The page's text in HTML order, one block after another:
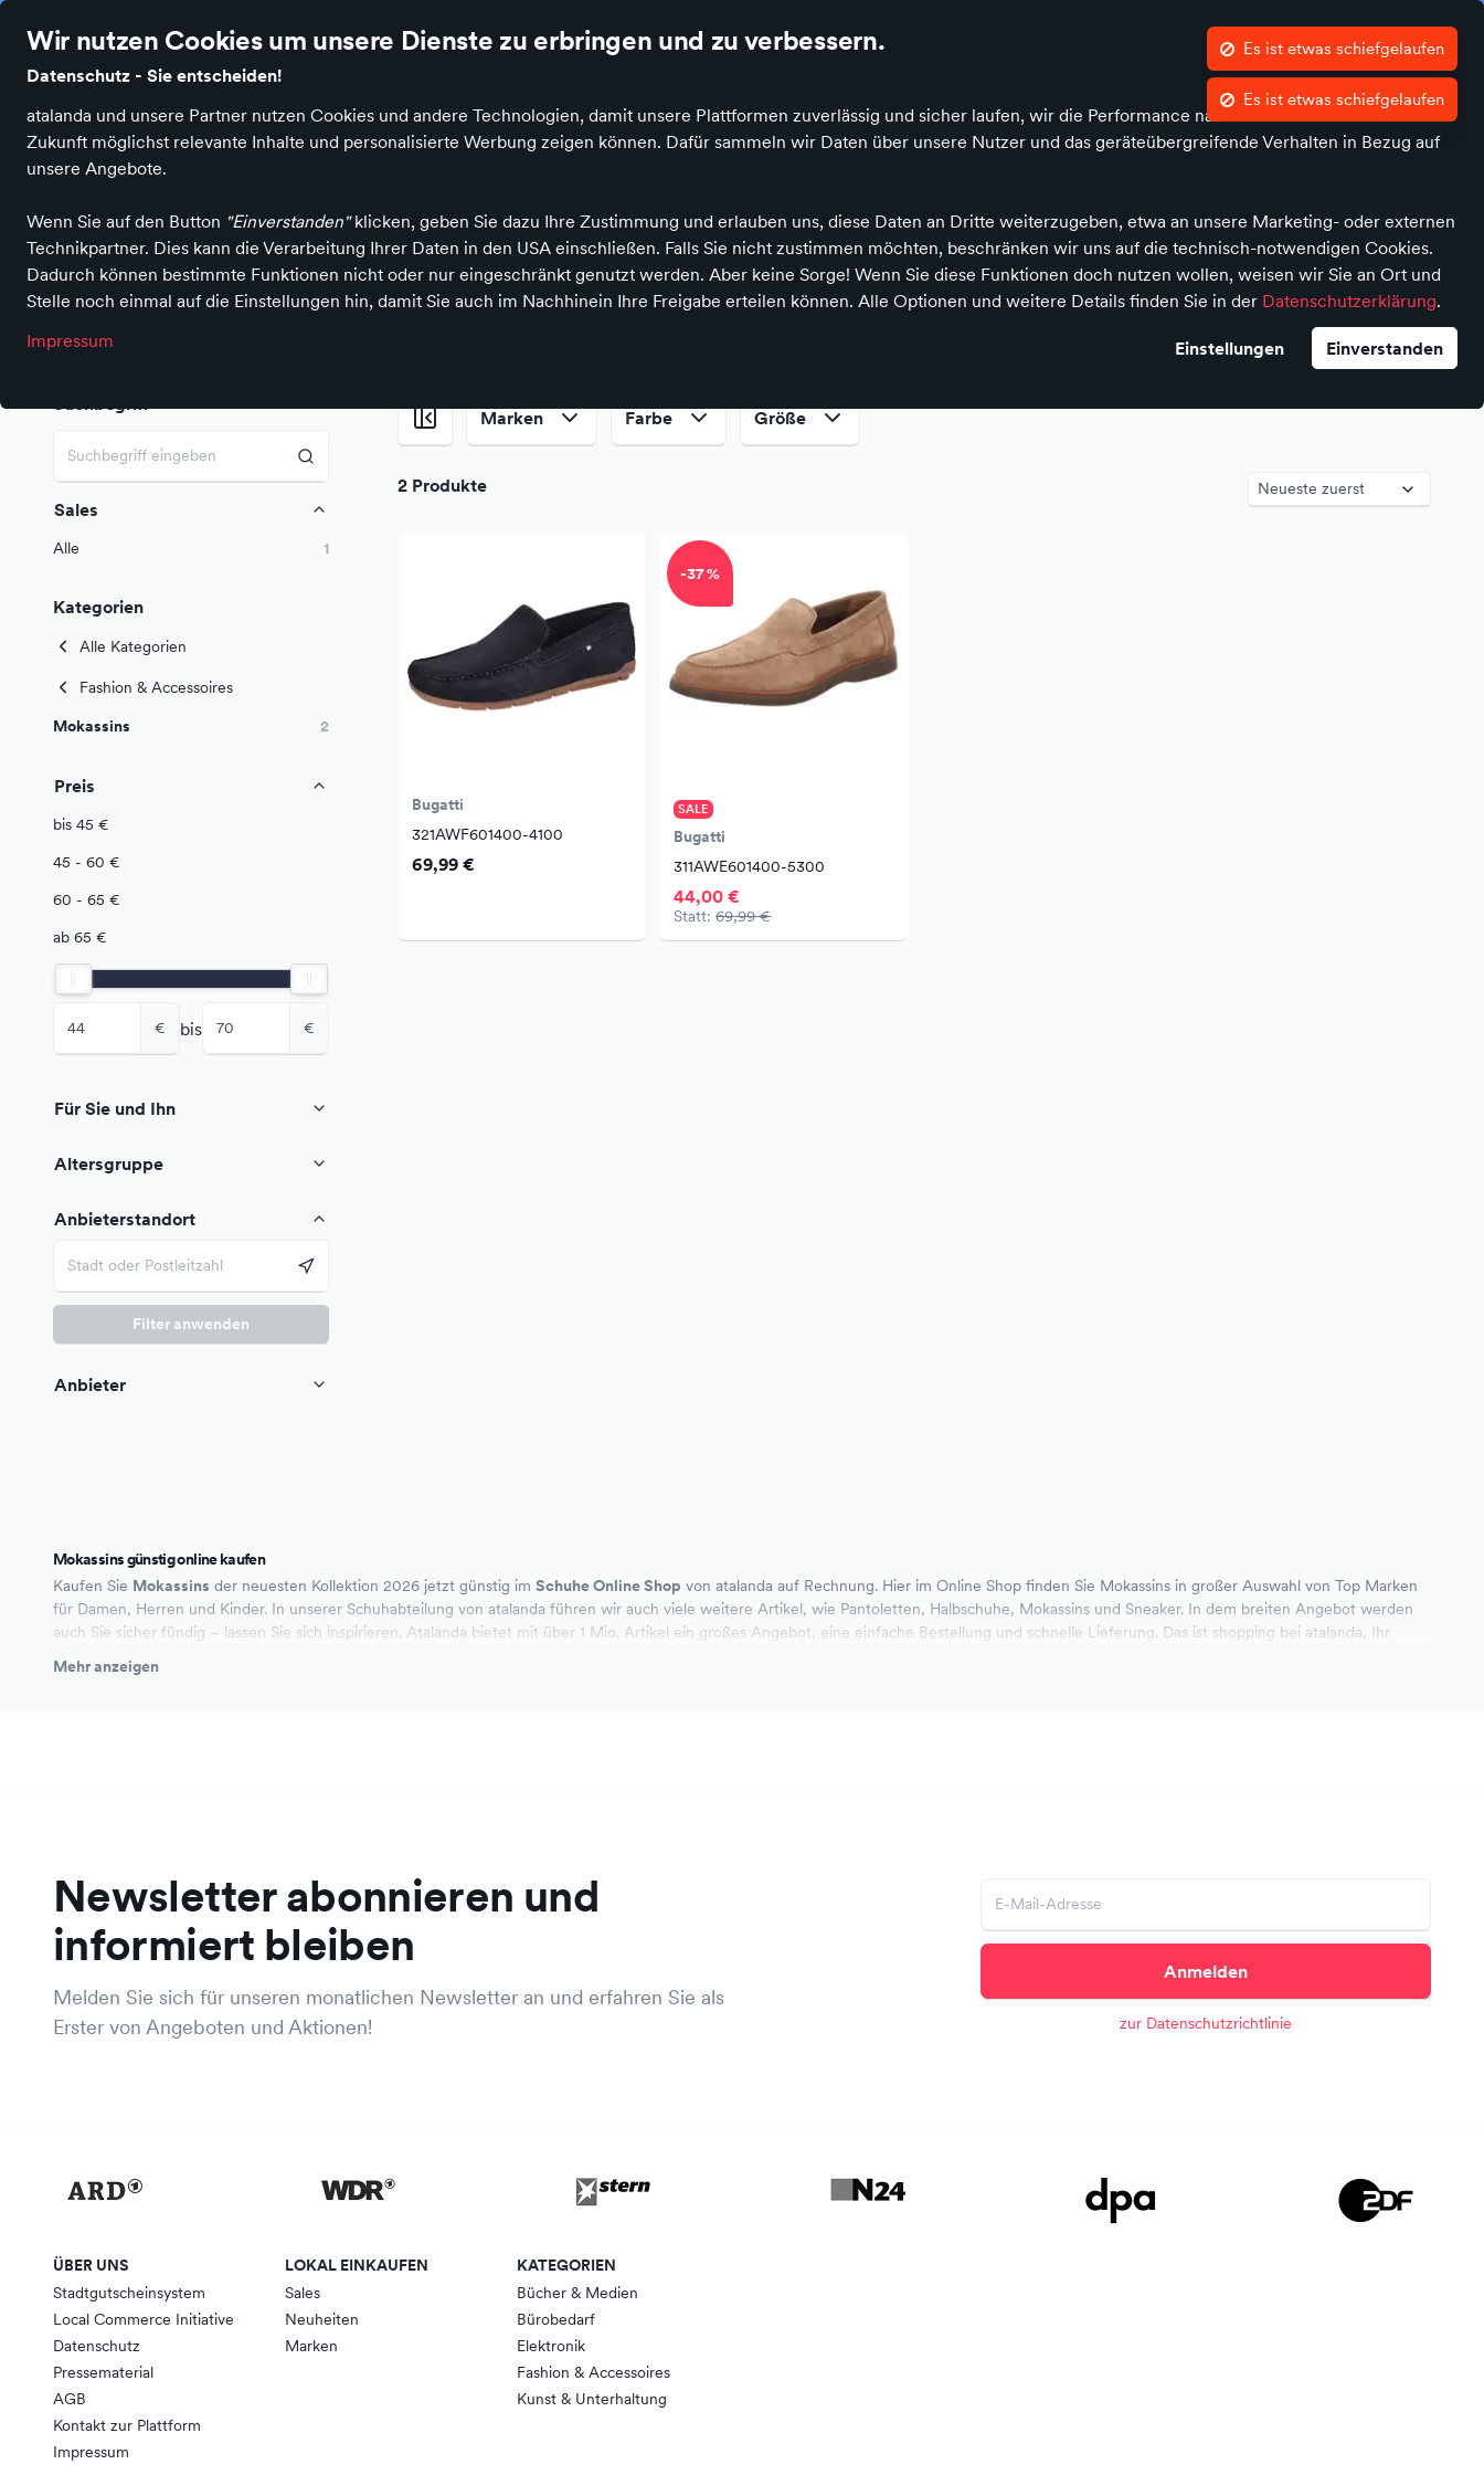
Wir nutzen Cookies um unsere Dienste zu erbringen und zu verbessern.
Datenschutz - Sie entscheiden!
atalanda und unsere Partner nutzen Cookies und andere Technologien, damit unsere Plattformen zuverlässig und sicher laufen, wir die Performance nachvollziehen und Ihnen in
Zukunft möglichst relevante Inhalte und personalisierte Werbung zeigen können. Dafür sammeln wir Daten über unsere Nutzer und das geräteübergreifende Verhalten in Bezug auf
unsere Angebote.
Wenn Sie auf den Button "Einverstanden"klicken, geben Sie dazu Ihre Zustimmung und erlauben uns, diese Daten an Dritte weiterzugeben, etwa an unsere Marketing- oder externen
Technikpartner. Dies kann die Verarbeitung Ihrer Daten in den USA einschließen. Falls Sie nicht zustimmen möchten, beschränken wir uns auf die technisch-notwendigen Cookies.
Dadurch können bestimmte Funktionen nicht oder nur eingeschränkt genutzt werden. Aber keine Sorge! Wenn Sie diese Funktionen doch nutzen wollen, weisen wir Sie an Ort und
Stelle noch einmal auf die Einstellungen hin, damit Sie auch im Nachhinein Ihre Freigabe erteilen können. Alle Optionen und weitere Details finden Sie in der Datenschutzerklärung.
Impressum
Einstellungen Einverstanden
Mein Konto
Produktkategorien Sales Neuheiten Marken
Einkaufen in Deutschland Fashion & Accessoires Schuhe Slipper Mokassins
Mokassins 2026 Shop
Suchbegriff
Sales
Alle 1
Kategorien
Alle Kategorien
Fashion & Accessoires
Mokassins
2
Preis
bis 45 €
45 - 60 €
60 - 65 €
ab 65 €
€ bis €
Für Sie und Ihn
Altersgruppe
Anbieterstandort
Filter anwenden
Anbieter
Marken Farbe Größe
2 Produkte
Bugatti
321AWF601400-4100
69,99 €
SALE
Bugatti
311AWE601400-5300
44,00 €
Statt: 69,99 €
-37 %
Mokassins günstig online kaufen
Kaufen Sie Mokassins der neuesten Kollektion 2026 jetzt günstig im Schuhe Online Shop von atalanda auf Rechnung. Hier im Online Shop finden Sie Mokassins in großer Auswahl von Top Marken
für Damen, Herren und Kinder. In unserer Schuhabteilung von atalanda führen wir auch viele weitere Artikel, wie Pantoletten, Halbschuhe, Mokassins und Sneaker. In dem breiten Angebot werden
auch Sie sicher fündig – lassen Sie sich inspirieren. Atalanda bietet mit über 1 Mio. Artikel ein großes Angebot, eine einfache Bestellung und schnelle Lieferung. Das ist shopping bei atalanda, Ihr
Mehr anzeigen
Newsletter abonnieren und
informiert bleiben
Melden Sie sich für unseren monatlichen Newsletter an und erfahren Sie als
Erster von Angeboten und Aktionen!
Anmelden
zur Datenschutzrichtlinie
ÜBER UNS
Stadtgutscheinsystem
Local Commerce Initiative
Datenschutz
Pressematerial
AGB
Kontakt zur Plattform
Impressum
LOKAL EINKAUFEN
Sales
Neuheiten
Marken
KATEGORIEN
Bücher & Medien
Bürobedarf
Elektronik
Fashion & Accessoires
Kunst & Unterhaltung
Es ist etwas schiefgelaufen